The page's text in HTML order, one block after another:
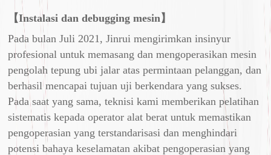
【Instalasi dan debugging mesin】
Pada bulan Juli 2021, Jinrui mengirimkan insinyur
profesional untuk memasang dan mengoperasikan mesin
pengolah tepung ubi jalar atas permintaan pelanggan, dan
berhasil mencapai tujuan uji berkendara yang sukses.
Pada saat yang sama, teknisi kami memberikan pelatihan
sistematis kepada operator alat berat untuk memastikan
pengoperasian yang terstandarisasi dan menghindari
potensi bahaya keselamatan akibat pengoperasian yang